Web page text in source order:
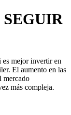
es mejor invertir en
El aumento en las
mercado
más compleja.